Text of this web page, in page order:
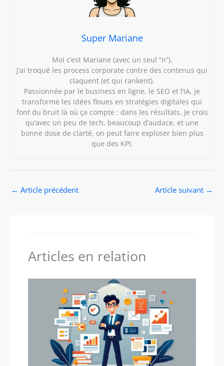
Super Mariane
Moi c’est Mariane (avec un seul “n”).
J’ai troqué les process corporate contre des contenus qui
claquent (et qui rankent).
Passionnée par le business en ligne, le SEO et l’IA, je
transforme les idées floues en stratégies digitales qui
font du bruit là où ça compte : dans les résultats. Je crois
qu’avec un peu de tech, beaucoup d’audace, et une
bonne dose de clarté, on peut faire exploser bien plus
que des KPI.
← Article précédent Article suivant →
Articles en relation